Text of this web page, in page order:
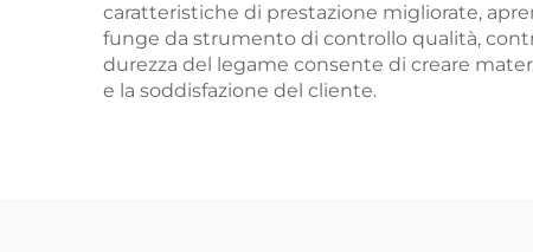
caratteristiche di prestazione migliorate,
funge da strumento di controllo qualità,
durezza del legame consente di creare
e la soddisfazione del cliente.